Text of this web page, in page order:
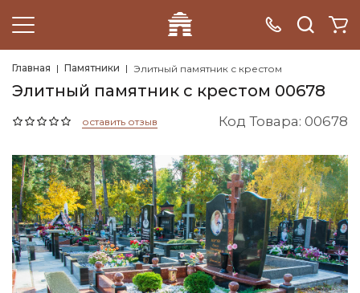
Главная Памятники Элитный памятник с крестом
Элитный памятник с крестом 00678
оставить отзыв Код Товара: 00678